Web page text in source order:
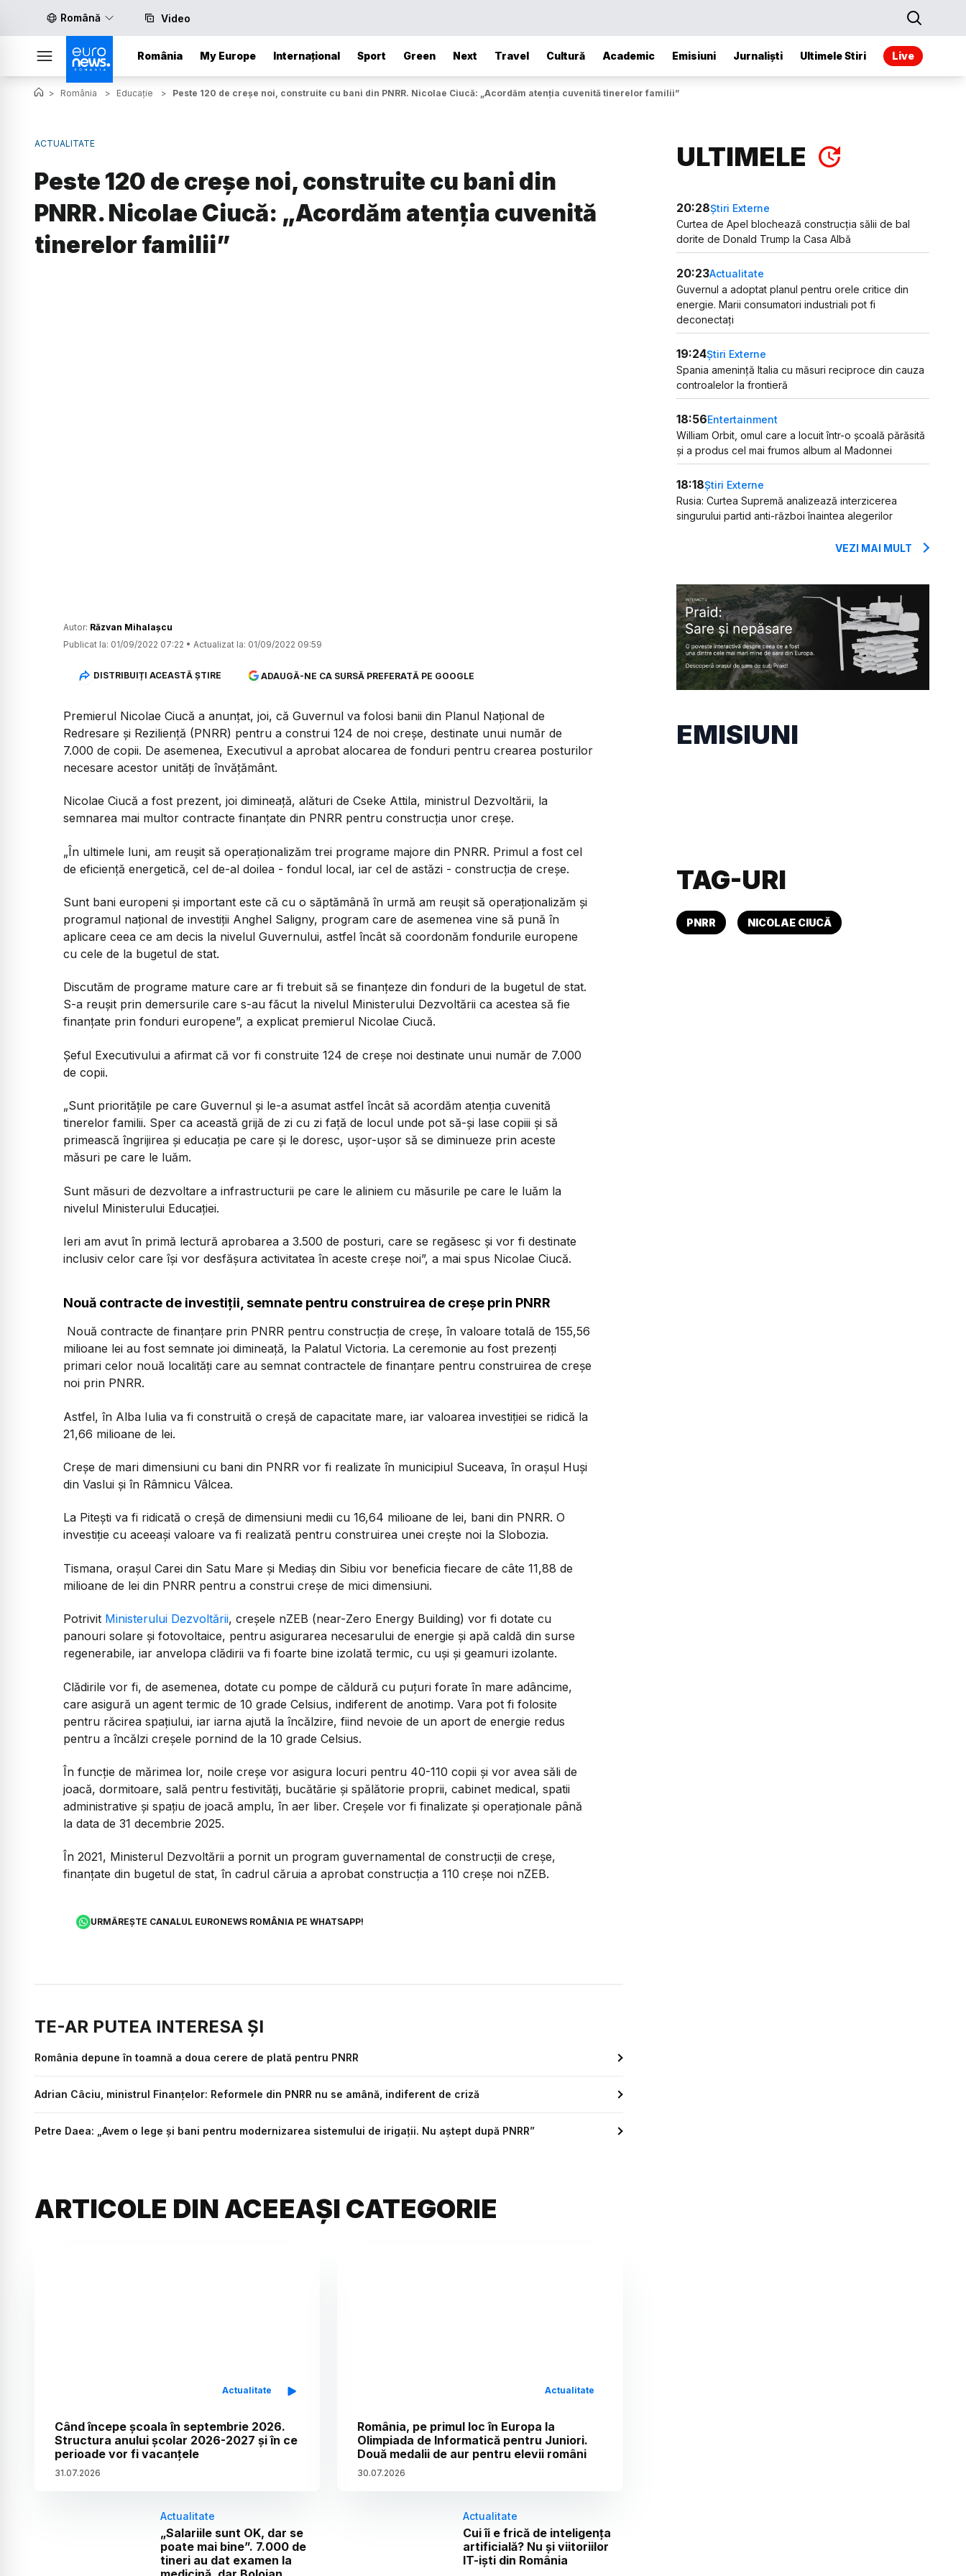
Română Video
România My Europe Internațional Sport Green Next Travel Cultură Academic Emisiuni Jurnaliști Ultimele Stiri Live
> România > Educație > Peste 120 de creșe noi, construite cu bani din PNRR. Nicolae Ciucă: „Acordăm atenția cuvenită tinerelor familii”
ACTUALITATE
Peste 120 de creșe noi, construite cu bani din
PNRR. Nicolae Ciucă: „Acordăm atenția cuvenită
tinerelor familii”
Autor: Răzvan Mihalașcu
Publicat la: 01/09/2022 07:22 • Actualizat la: 01/09/2022 09:59
DISTRIBUIȚI ACEASTĂ ȘTIRE ADAUGĂ-NE CA SURSĂ PREFERATĂ PE GOOGLE
Premierul Nicolae Ciucă a anunțat, joi, că Guvernul va folosi banii din Planul Național de
Redresare și Reziliență (PNRR) pentru a construi 124 de noi creșe, destinate unui număr de
7.000 de copii. De asemenea, Executivul a aprobat alocarea de fonduri pentru crearea posturilor
necesare acestor unități de învățământ.
Nicolae Ciucă a fost prezent, joi dimineață, alături de Cseke Attila, ministrul Dezvoltării, la
semnarea mai multor contracte finanțate din PNRR pentru construcția unor creșe.
„În ultimele luni, am reușit să operaționalizăm trei programe majore din PNRR. Primul a fost cel
de eficiență energetică, cel de-al doilea - fondul local, iar cel de astăzi - construcția de creșe.
Sunt bani europeni și important este că cu o săptămână în urmă am reușit să operaționalizăm și
programul național de investiții Anghel Saligny, program care de asemenea vine să pună în
aplicare ceea ce am decis la nivelul Guvernului, astfel încât să coordonăm fondurile europene
cu cele de la bugetul de stat.
Discutăm de programe mature care ar fi trebuit să se finanțeze din fonduri de la bugetul de stat.
S-a reușit prin demersurile care s-au făcut la nivelul Ministerului Dezvoltării ca acestea să fie
finanțate prin fonduri europene”, a explicat premierul Nicolae Ciucă.
Șeful Executivului a afirmat că vor fi construite 124 de creșe noi destinate unui număr de 7.000
de copii.
„Sunt prioritățile pe care Guvernul și le-a asumat astfel încât să acordăm atenția cuvenită
tinerelor familii. Sper ca această grijă de zi cu zi față de locul unde pot să-și lase copiii și să
primească îngrijirea și educația pe care și le doresc, ușor-ușor să se diminueze prin aceste
măsuri pe care le luăm.
Sunt măsuri de dezvoltare a infrastructurii pe care le aliniem cu măsurile pe care le luăm la
nivelul Ministerului Educației.
Ieri am avut în primă lectură aprobarea a 3.500 de posturi, care se regăsesc și vor fi destinate
inclusiv celor care își vor desfășura activitatea în aceste creșe noi”, a mai spus Nicolae Ciucă.
Nouă contracte de investiții, semnate pentru construirea de creșe prin PNRR
Nouă contracte de finanţare prin PNRR pentru construcţia de creşe, în valoare totală de 155,56
milioane lei au fost semnate joi dimineaţă, la Palatul Victoria. La ceremonie au fost prezenți
primari celor nouă localități care au semnat contractele de finanțare pentru construirea de creșe
noi prin PNRR.
Astfel, în Alba Iulia va fi construită o creșă de capacitate mare, iar valoarea investiției se ridică la
21,66 milioane de lei.
Creșe de mari dimensiuni cu bani din PNRR vor fi realizate în municipiul Suceava, în orașul Huși
din Vaslui și în Râmnicu Vâlcea.
La Pitești va fi ridicată o creșă de dimensiuni medii cu 16,64 milioane de lei, bani din PNRR. O
investiție cu aceeași valoare va fi realizată pentru construirea unei crește noi la Slobozia.
Tismana, orașul Carei din Satu Mare și Mediaș din Sibiu vor beneficia fiecare de câte 11,88 de
milioane de lei din PNRR pentru a construi creșe de mici dimensiuni.
Potrivit Ministerului Dezvoltării, creșele nZEB (near-Zero Energy Building) vor fi dotate cu
panouri solare şi fotovoltaice, pentru asigurarea necesarului de energie și apă caldă din surse
regenerabile, iar anvelopa clădirii va fi foarte bine izolată termic, cu uși și geamuri izolante.
Clădirile vor fi, de asemenea, dotate cu pompe de căldură cu puțuri forate în mare adâncime,
care asigură un agent termic de 10 grade Celsius, indiferent de anotimp. Vara pot fi folosite
pentru răcirea spațiului, iar iarna ajută la încălzire, fiind nevoie de un aport de energie redus
pentru a încălzi creșele pornind de la 10 grade Celsius.
În funcție de mărimea lor, noile creșe vor asigura locuri pentru 40-110 copii și vor avea săli de
joacă, dormitoare, sală pentru festivități, bucătărie și spălătorie proprii, cabinet medical, spatii
administrative și spațiu de joacă amplu, în aer liber. Creșele vor fi finalizate și operaționale până
la data de 31 decembrie 2025.
În 2021, Ministerul Dezvoltării a pornit un program guvernamental de construcții de creșe,
finanțate din bugetul de stat, în cadrul căruia a aprobat construcția a 110 creșe noi nZEB.
URMĂREȘTE CANALUL EURONEWS ROMÂNIA PE WHATSAPP!
TE-AR PUTEA INTERESA ȘI
România depune în toamnă a doua cerere de plată pentru PNRR
Adrian Câciu, ministrul Finanțelor: Reformele din PNRR nu se amână, indiferent de criză
Petre Daea: „Avem o lege şi bani pentru modernizarea sistemului de irigaţii. Nu aştept după PNRR”
ARTICOLE DIN ACEEAȘI CATEGORIE
Actualitate
Când începe școala în septembrie 2026.
Structura anului școlar 2026-2027 și în ce
perioade vor fi vacanțele
31.07.2026
Actualitate
România, pe primul loc în Europa la
Olimpiada de Informatică pentru Juniori.
Două medalii de aur pentru elevii români
30.07.2026
Actualitate
„Salariile sunt OK, dar se
poate mai bine”. 7.000 de
tineri au dat examen la
Actualitate
Cui îi e frică de inteligența
artificială? Nu și viitoriilor
IT-iști din România
ULTIMELE
20:28Știri Externe
Curtea de Apel blochează construcția sălii de bal
dorite de Donald Trump la Casa Albă
20:23Actualitate
Guvernul a adoptat planul pentru orele critice din
energie. Marii consumatori industriali pot fi
deconectați
19:24Știri Externe
Spania amenință Italia cu măsuri reciproce din cauza
controalelor la frontieră
18:56Entertainment
William Orbit, omul care a locuit într-o școală părăsită
și a produs cel mai frumos album al Madonnei
18:18Știri Externe
Rusia: Curtea Supremă analizează interzicerea
singurului partid anti-război înaintea alegerilor
VEZI MAI MULT
EMISIUNI
TAG-URI
PNRR NICOLAE CIUCĂ